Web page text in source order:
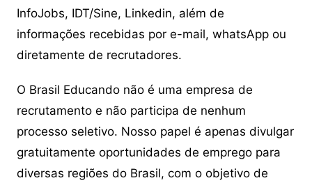
InfoJobs, IDT/Sine, Linkedin, além de
informações recebidas por e-mail, whatsApp ou
diretamente de recrutadores.
O Brasil Educando não é uma empresa de
recrutamento e não participa de nenhum
processo seletivo. Nosso papel é apenas divulgar
gratuitamente oportunidades de emprego para
diversas regiões do Brasil, com o objetivo de